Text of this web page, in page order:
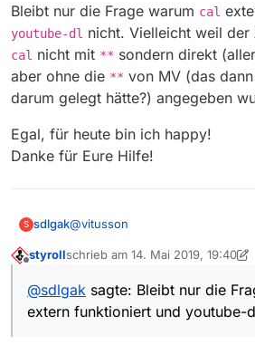
Bleibt nur die Frage warum cal
youtube-dl nicht. Vielleicht weil
cal nicht mit ** sondern direkt
aber ohne die ** von MV (das
darum gelegt hätte?) angegeben
Egal, für heute bin ich happy!
Danke für Eure Hilfe!
S sdlgak@vitusson
Du hast Recht. :thumbs_up: Es
styrollschrieb am 14. Mai 2019, 19:40
zuletzt editiert von styroll
@sdlgak sagte: Bleibt nur die
extern funktioniert und youtube-